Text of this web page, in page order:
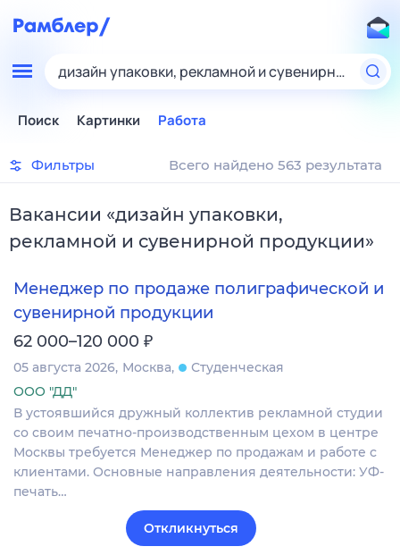
дизайн упаковки, рекламной и сувенирной
Поиск Картинки Работа
Фильтры Всего найдено 563 результата
Вакансии «дизайн упаковки,
рекламной и сувенирной продукции»
Менеджер по продаже полиграфической и
сувенирной продукции
62 000–120 000 ₽
05 августа 2026 Москва
Студенческая
ООО "ДД"
В устоявшийся дружный коллектив рекламной студии
со своим печатно-производственным цехом в центре
Москвы требуется Менеджер по продажам и работе с
клиентами. Основные направления деятельности: УФ-
печать…
Откликнуться